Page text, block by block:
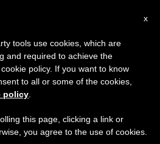
x
tools use cookies, which are
and required to achieve the
policy. If you want to know
to all or some of the cookies,
policy
this page, clicking a link or
you agree to the use of cookies.